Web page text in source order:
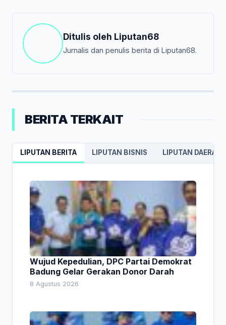
Ditulis oleh Liputan68
Jurnalis dan penulis berita di Liputan68.
BERITA TERKAIT
LIPUTAN BERITA LIPUTAN BISNIS LIPUTAN DAERAH
Wujud Kepedulian, DPC Partai Demokrat
Badung Gelar Gerakan Donor Darah
8 Agustus 2026